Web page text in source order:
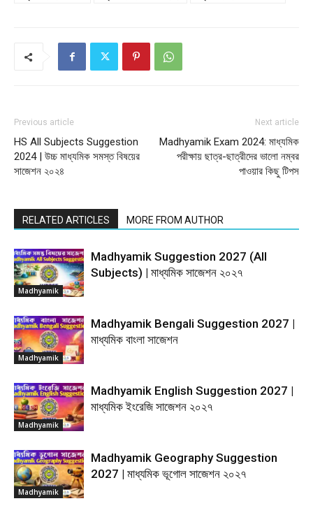
Previous article
HS All Subjects Suggestion
2024 | উচ্চ মাধ্যমিক সমস্ত বিষয়ের
সাজেশন ২০২৪
Next article
Madhyamik Exam 2024: মাধ্যমিক
পরীক্ষায় ছাত্র-ছাত্রীদের ভালো নম্বর
পাওয়ার কিছু টিপস
RELATED ARTICLES MORE FROM AUTHOR
Madhyamik
Madhyamik Suggestion 2027 (All
Subjects) | মাধ্যমিক সাজেশন ২০২৭
Madhyamik
Madhyamik Bengali Suggestion 2027 |
মাধ্যমিক বাংলা সাজেশন
Madhyamik
Madhyamik English Suggestion 2027 |
মাধ্যমিক ইংরেজি সাজেশন ২০২৭
Madhyamik
Madhyamik Geography Suggestion
2027 | মাধ্যমিক ভূগোল সাজেশন ২০২৭